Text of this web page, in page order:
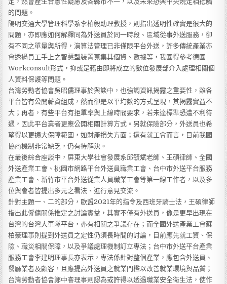
的問題。
陽明交通大學管理科學系李柏毅助理教授，則指出透明性確實是很大的
問題，亦即應如何解釋同為外送員於同一時段、區域從事外送服務，卻
有不同之單量與所得，演算法管理已非僅限平台外送，許多傳統產業亦
會透過員工手上之智慧型裝置蒐集其個資、數據等，我國得參考德國
Workconsult形式，抑或是藉由即將成立的數位發展部介入處理相關個
人資料保護等問題。
台灣勞動者協會吳昭儒理事於與談中，也強調資訊揭露之重要性，雖各
平台皆有公開薪資組成，然而卻是以平均數的方式呈現，其揭露實益不
大；再者，有些平台有拒單率與上線時間要求，若未達標準恐遭不利待
遇，因此平台業者更應公開相關計算方式。另就保險部分，外送員也希
望得以更擴大保障範圍，如財產損失方面；還有就工會而言，目前我國
協商機制非常缺乏，仍有待解決。
在最後綜合座談中，屏東大學社會發展系邱毓斌老師、王碩律師、全國
外送產業工會、桃園市網路平台外送員職業工會、台中市外送平台服務
產業工會、新竹市平台外送從業人員職業工會等第一線工作者，以及多
位與會者皆提出多元之看法、進行意見交流。
針對主題一、二的部分，歐盟2021年的指令及西班牙騎士法，王碩律師
指出此僱傭關係推定之討論實益，其實不僅有外送員，像是更早出現在
台灣的台灣大車隊平台，亦有相關之爭議存在；而全國外送產業工會蘇
柏豪理事則提到外送員之定性仍須長時間的討論，目前應先就工資、保
險、職災相關保障，以及爭議處理機制訂立專法；台中市外送平台產業
服務工會李建明理事長亦表示，專法係針對整個產業，應包含外送員、
餐廳業者及顧客，且應提高外送員之就業門檻以改善就業環境與品質；
台灣勞動者協會鄭中睿理事則認為或許得以透過職業安全衛生法，使作